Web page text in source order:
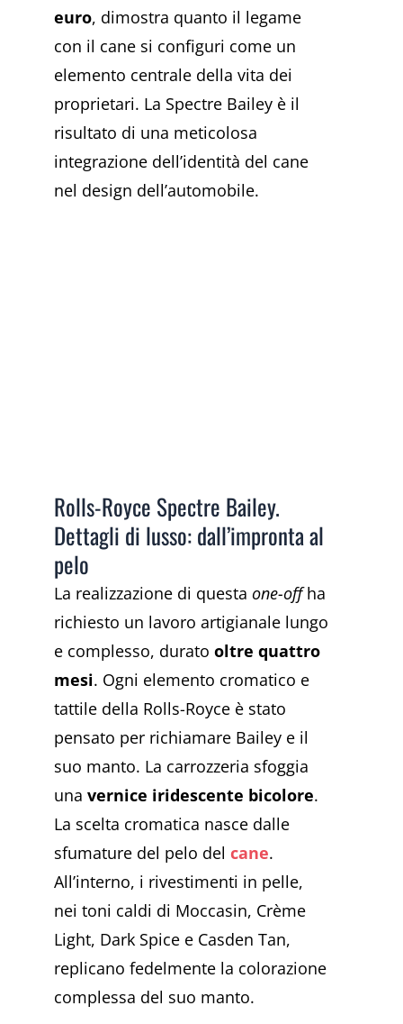
euro, dimostra quanto il legame
con il cane si configuri come un
elemento centrale della vita dei
proprietari. La Spectre Bailey è il
risultato di una meticolosa
integrazione dell’identità del cane
nel design dell’automobile.
Rolls-Royce Spectre Bailey.
Dettagli di lusso: dall’impronta al
pelo
La realizzazione di questa one-offha
richiesto un lavoro artigianale lungo
e complesso, durato oltre quattro
mesi. Ogni elemento cromatico e
tattile della Rolls-Royce è stato
pensato per richiamare Bailey e il
suo manto. La carrozzeria sfoggia
una vernice iridescente bicolore.
La scelta cromatica nasce dalle
sfumature del pelo del cane.
All’interno, i rivestimenti in pelle,
nei toni caldi di Moccasin, Crème
Light, Dark Spice e Casden Tan,
replicano fedelmente la colorazione
complessa del suo manto.